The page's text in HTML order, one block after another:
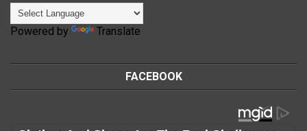
Powered by Translate
FACEBOOK